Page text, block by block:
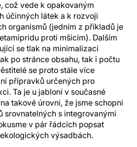
což vede k opakovaným
účinných látek a k rozvoji
organismů (jedním z příkladů je
proti mšicím). Dalším
se tlak na minimalizaci
po stránce obsahu, tak i počtu
se proto stále více
přípravků určených pro
Ta je u jabloní v současné
takové úrovni, že jsme schopni
srovnatelných s integrovanými
v pár řádcích popsat
výsadbách.